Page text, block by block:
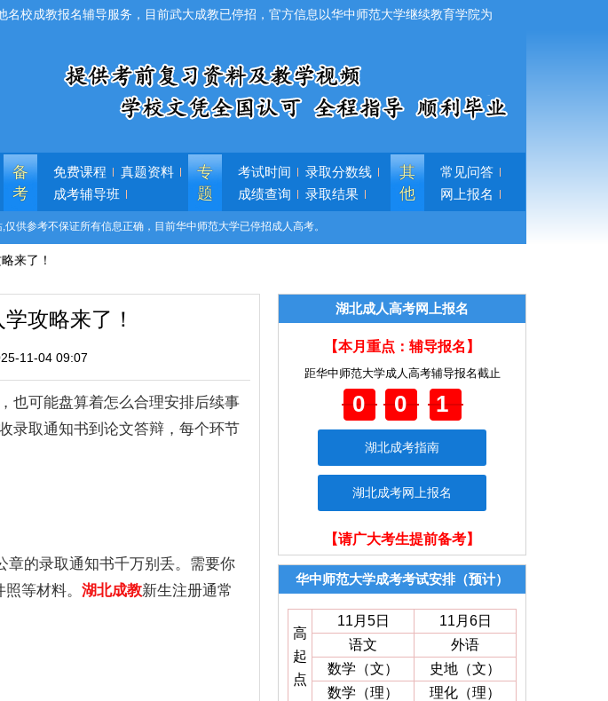
校成教报名辅导服务，目前武大成教已停招，官方信息以华中师范大学继续教育学院为
备
考
免费课程
真题资料
成考辅导班
专
题
考试时间
录取分数线
成绩查询
录取结果
其
他
常见问答
网上报名
供参考不保证所有信息正确，目前华中师范大学已停招成人高考。
来了！
攻略来了！
11-04 09:07
也可能盘算着怎么合理安排后续事
录取通知书到论文答辩，每个环节
章的录取通知书千万别丢。需要你
等材料。 湖北成教新生注册通常
湖北成人高考网上报名
【本月重点：辅导报名】
距华中师范大学成人高考辅导报名截止
001
湖北成考指南
湖北成考网上报名
【请广大考生提前备考】
华中师范大学成考考试安排（预计）
高
起
点
11月5日
11月6日
语文
外语
数学（文）
史地（文）
数学（理）
理化（理）